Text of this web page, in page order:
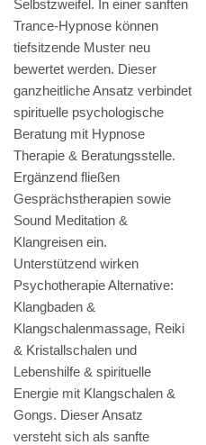
Selbstzweifel. In einer sanften
Trance-Hypnose können
tiefsitzende Muster neu
bewertet werden. Dieser
ganzheitliche Ansatz verbindet
spirituelle psychologische
Beratung mit Hypnose
Therapie & Beratungsstelle.
Ergänzend fließen
Gesprächstherapien sowie
Sound Meditation &
Klangreisen ein.
Unterstützend wirken
Psychotherapie Alternative:
Klangbaden &
Klangschalenmassage, Reiki
& Kristallschalen und
Lebenshilfe & spirituelle
Energie mit Klangschalen &
Gongs. Dieser Ansatz
versteht sich als sanfte